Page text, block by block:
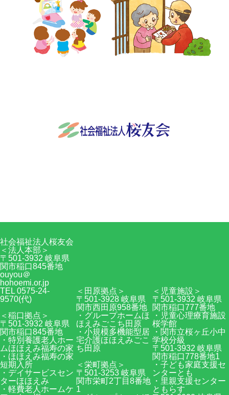
社会福祉法人桜友会
＜法人本部＞
〒501-3932 岐阜県
関市稲口845番地
ouyou＠
hohoemi.or.jp
TEL 0575-24-
9570(代)
＜稲口拠点＞
〒501-3932 岐阜県
関市稲口845番地
・特別養護老人ホー
ムほほえみ福寿の家
・ほほえみ福寿の家
短期入所
・デイサービスセン
ターほほえみ
・軽費老人ホームケ
＜田原拠点＞
〒501-3928 岐阜県
関市西田原958番地
・グループホームほ
ほえみごこち田原
・小規模多機能型居
宅介護ほほえみごこ
ち田原
＜栄町拠点＞
〒501-3253 岐阜県
関市栄町2丁目8番地
1
＜児童施設＞
〒501-3932 岐阜県
関市稲口777番地
・児童心理療育施設
桜学館
・関市立桜ヶ丘小中
学校分級
〒501-3932 岐阜県
関市稲口778番地1
・子ども家庭支援セ
ンターとも
・里親支援センター
ともらす